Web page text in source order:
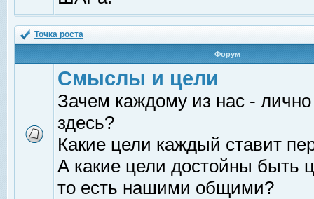
Точка роста
Форум
Смыслы и цели
Зачем каждому из нас -
здесь?
Какие цели каждый ставит
А какие цели достойны быть
то есть нашими общими?